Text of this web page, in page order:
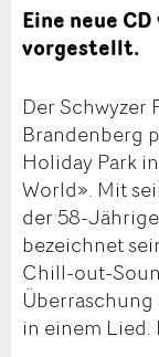
Eine neue
vorgestellt.
Der Schwyzer
Brandenberg
Holiday Park
World». Mit
der 58-
bezeichnet
Chill-out-
in einem